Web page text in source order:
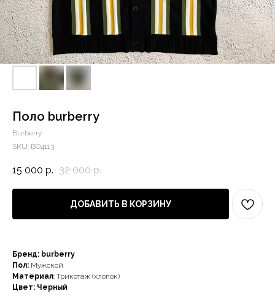
Поло burberry
Burberry
SKU: BO4113
15 000 р. 32 000 р.
ДОБАВИТЬ В КОРЗИНУ
Бренд: burberry
Пол: Мужской
Материал: Трикотаж (хлопок)
Цвет: Черный